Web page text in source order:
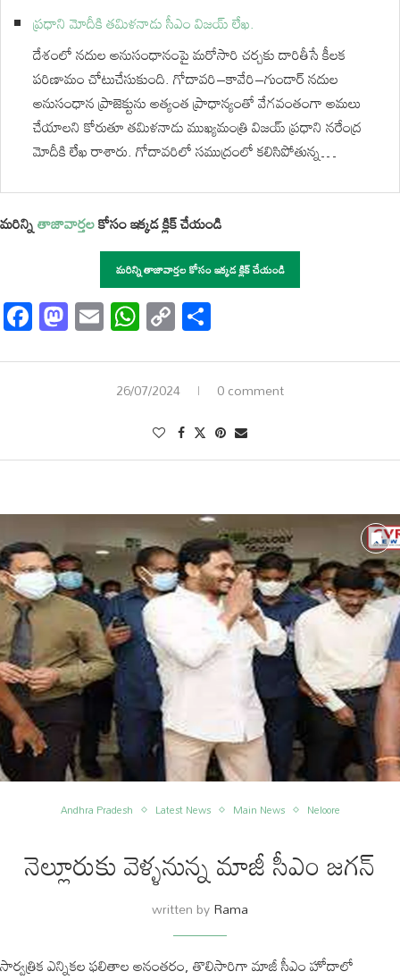
ప్రధాని మోదీకి తమిళనాడు సీఎం విజయ్‌ లేఖ.
దేశంలో నదుల అనుసంధానంపై మరోసారి చర్చకు దారితీసే కీలక
పరిణామం చోటుచేసుకుంది. గోదావరి–కావేరి–గుండార్ నదుల
అనుసంధాన ప్రాజెక్టును అత్యంత ప్రాధాన్యంతో వేగవంతంగా అమలు
చేయాలని కోరుతూ తమిళనాడు ముఖ్యమంత్రి విజయ్ ప్రధాని నరేంద్ర
మోదీకి లేఖ రాశారు. గోదావరిలో సముద్రంలో కలిసిపోతున్న…
మరిన్నితాజావార్తలకోసం ఇక్కడ క్లిక్ చేయండి
మరిన్ని తాజావార్తల కోసం ఇక్కడ క్లిక్ చేయండి
Facebook
Mastodon
EmailWhatsApp
Copy
Link
26/07/2024 0 comment
Andhra Pradesh Latest News Main News Neloore
నెల్లూరుకు వెళ్ళనున్న మాజీ సీఎం జగన్
written byRama
సార్వత్రిక ఎన్నికల ఫలితాల అనంతరం, తొలిసారిగా మాజీ సీఎం హోదాలో